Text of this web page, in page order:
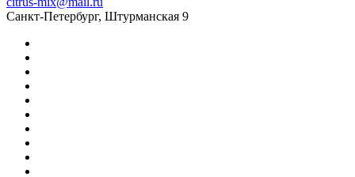
Санкт-Петербург, Штурманская 9